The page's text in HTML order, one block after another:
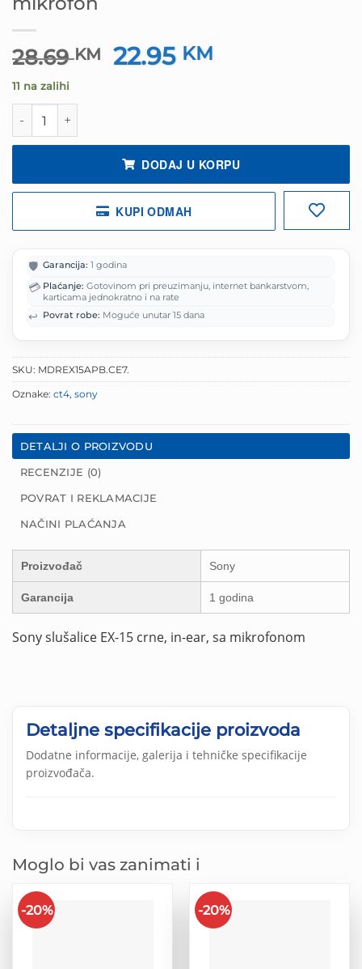
28.69KM
Izvorna
cijena
22.95 KM
11 na zalihi
Sony slušalice EX-15 crne, In-Ear, mikrofon količina
DODAJ U KORPU
KUPI ODMAH
🛡️ Garancija: 1 godina
💳 Plaćanje: Gotovinom pri preuzimanju, internet bankarstvom,
karticama jednokratno i na rate
↩️ Povrat robe: Moguće unutar 15 dana
SKU: MDREX15APB.CE7.
Oznake: ct4, sony
DETALJI O PROIZVODU
RECENZIJE (0)
POVRAT I REKLAMACIJE
NAČINI PLAĆANJA
Proizvođač Sony
Garancija 1 godina
Sony slušalice EX-15 crne, in-ear, sa mikrofonom
Detaljne specifikacije proizvoda
Dodatne informacije, galerija i tehničke specifikacije
proizvođača.
Moglo bi vas zanimati i
-20% -20%